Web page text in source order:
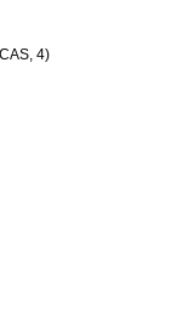
4)